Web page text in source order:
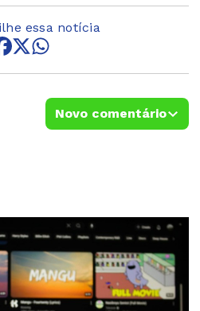
essa notícia
Novo comentário